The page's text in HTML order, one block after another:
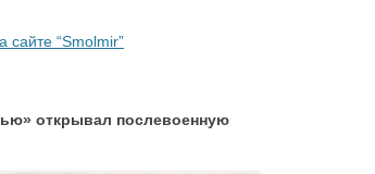
“Smolmir”
открывал послевоенную